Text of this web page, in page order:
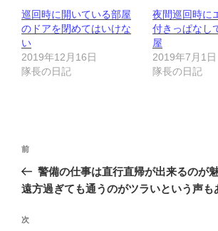
巡回時に開いている部屋
のドアを閉めてはいけな
い
2019年12月16日
隊長の日記
夜間巡回時に
付きっぱなし
屋
2019年7月1日
隊長の日記
投
ナ
ゲ
前
の
投
前
警備の仕事は直行直帰が出来るのが
遠方過ぎても通うのがツラいという声も
次
次